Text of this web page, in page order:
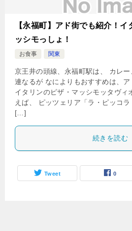
【永福町】アド街でも紹介！
ッシモっしょ！
お食事 関東
京王井の頭線、永福町駅は、 カレ
連なるが なによりもおすすめは、ア
イタリンのピザ・マッシモッタヴィ
えば、 ピッツェリア「ラ・ピッコ
[…]
続きを読む
Tweet 0